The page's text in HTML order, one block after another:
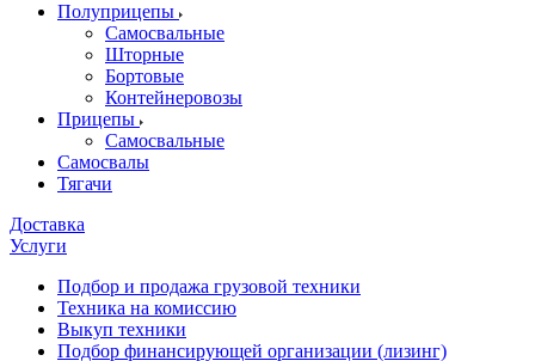
Полуприцепы
Самосвальные
Шторные
Бортовые
Контейнеровозы
Прицепы
Самосвальные
Самосвалы
Тягачи
Доставка
Услуги
Подбор и продажа грузовой техники
Техника на комиссию
Выкуп техники
Подбор финансирующей организации (лизинг)